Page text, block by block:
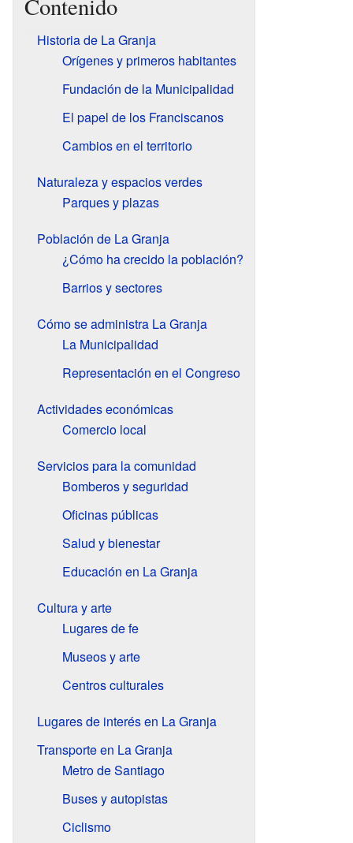
Contenido
Historia de La Granja
Orígenes y primeros habitantes
Fundación de la Municipalidad
El papel de los Franciscanos
Cambios en el territorio
Naturaleza y espacios verdes
Parques y plazas
Población de La Granja
¿Cómo ha crecido la población?
Barrios y sectores
Cómo se administra La Granja
La Municipalidad
Representación en el Congreso
Actividades económicas
Comercio local
Servicios para la comunidad
Bomberos y seguridad
Oficinas públicas
Salud y bienestar
Educación en La Granja
Cultura y arte
Lugares de fe
Museos y arte
Centros culturales
Lugares de interés en La Granja
Transporte en La Granja
Metro de Santiago
Buses y autopistas
Ciclismo